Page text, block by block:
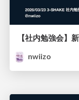
nwiizo